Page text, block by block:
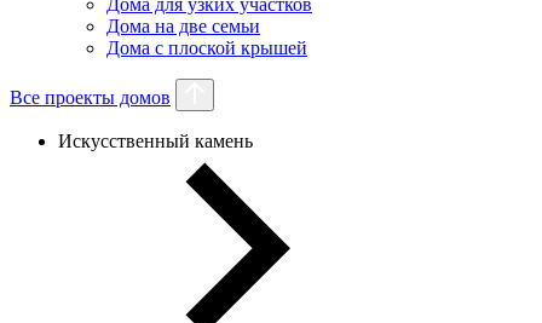
Дома на две семьи
Дома с плоской крышей
Все проекты домов
Искусственный камень